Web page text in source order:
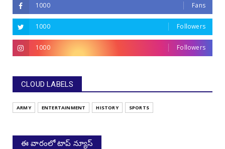
1000 Fans
1000 Followers
1000 Followers
CLOUD LABELS
ARMY ENTERTAINMENT HISTORY SPORTS
ఈ వారంలో టాప్ న్యూస్